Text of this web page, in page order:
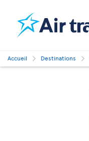
Accueil Destinations